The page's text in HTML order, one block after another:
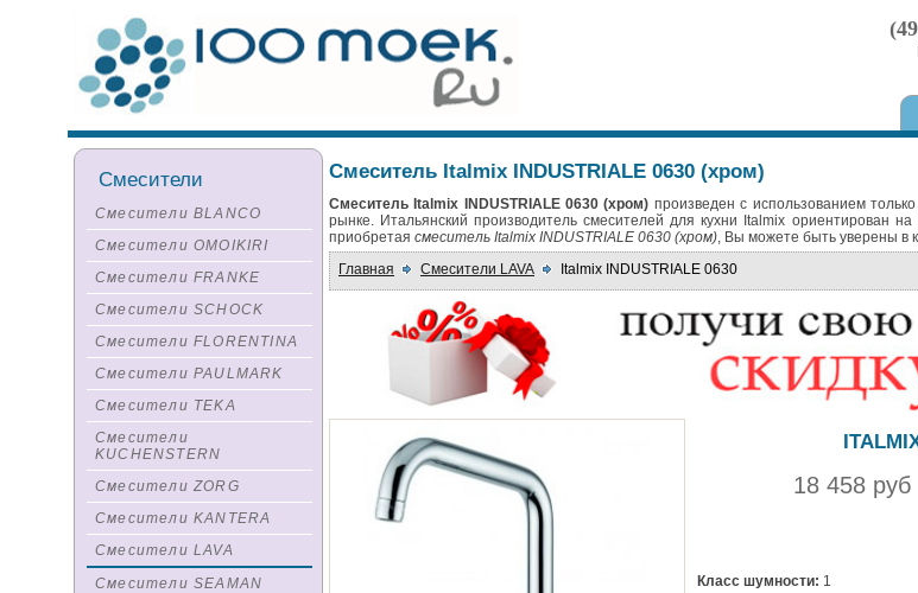
Смеситель Italmix INDUSTRIALE 0630 (хром)
Смеситель Italmix INDUSTRIALE 0630 (хром) произведен с использованием
рынке. Итальянский производитель смесителей для кухни Italmix ориентирован
приобретая смеситель Italmix INDUSTRIALE 0630 (хром), Вы можете быть уверены в
Главная
Смесители LAVA Italmix INDUSTRIALE 0630
18 458 руб
Класс шумности: 1
Смесители
Смесители BLANCO
Смесители OMOIKIRI
Смесители FRANKE
Смесители SCHOCK
Смесители FLORENTINA
Смесители PAULMARK
Смесители TEKA
Смесители
KUCHENSTERN
Смесители ZORG
Смесители KANTERA
Смесители LAVA
Смесители SEAMAN